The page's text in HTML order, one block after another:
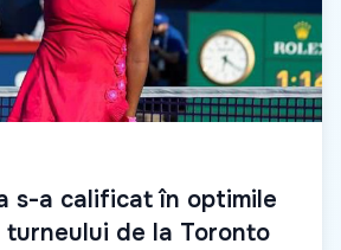
s-a calificat în optimile
de la Toronto